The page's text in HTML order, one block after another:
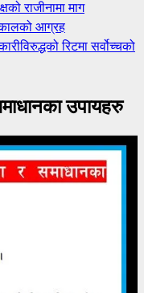
राजीनामा माग
आग्रह
रिटमा सर्वोच्चको
उपायहरु